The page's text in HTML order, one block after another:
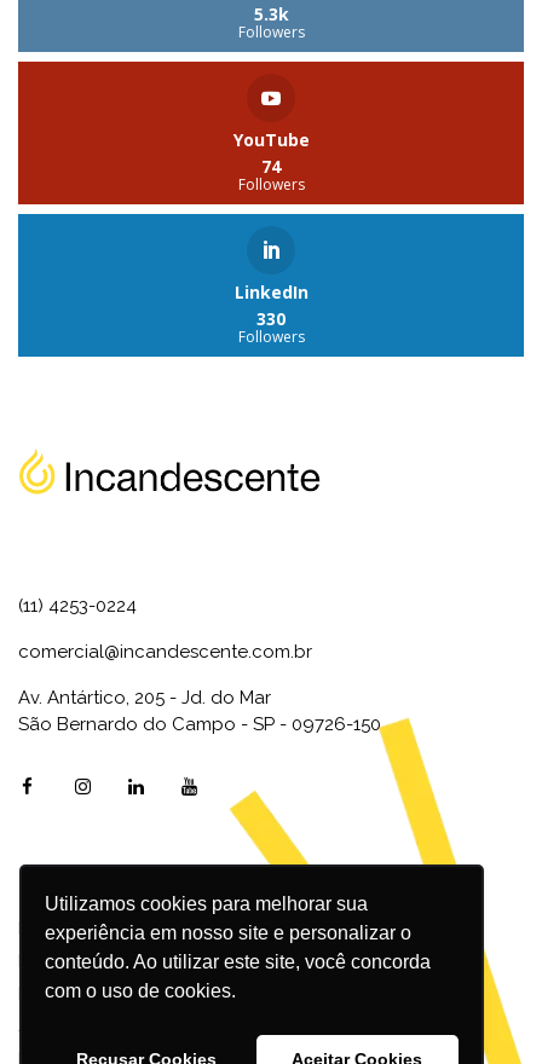
Utilizamos cookies para melhorar sua
experiência em nosso site e personalizar o
conteúdo. Ao utilizar este site, você concorda
com o uso de cookies.
Recusar Cookies Aceitar Cookies
5.3k
Followers
YouTube
74
Followers
LinkedIn
330
Followers
(11) 4253-0224
comercial@incandescente.com.br
Av. Antártico, 205 - Jd. do Mar
São Bernardo do Campo - SP - 09726-150
Marketing Digital
Inbound Marketing
Redes Sociais
SEO
Design